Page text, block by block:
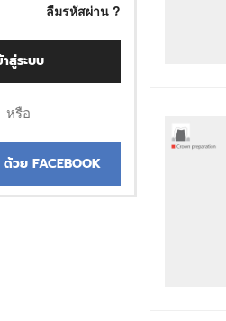
ลืมรหัสผ่าน ?
าสู่ระบบ
หรือ
ด้วย FACEBOOK